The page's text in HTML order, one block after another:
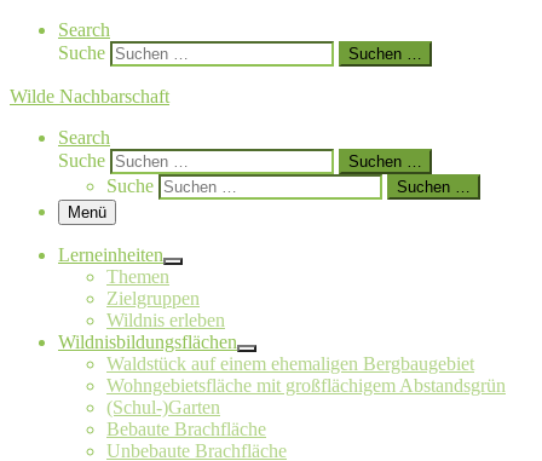
Search
Suche
Suchen …
Wilde Nachbarschaft
Search
Suche
Suchen …
Suche
Suchen …
Menü
Lerneinheiten
Themen
Zielgruppen
Wildnis erleben
Wildnisbildungsflächen
Waldstück auf einem ehemaligen Bergbaugebiet
Wohngebietsfläche mit großflächigem Abstandsgrün
(Schul-)Garten
Bebaute Brachfläche
Unbebaute Brachfläche